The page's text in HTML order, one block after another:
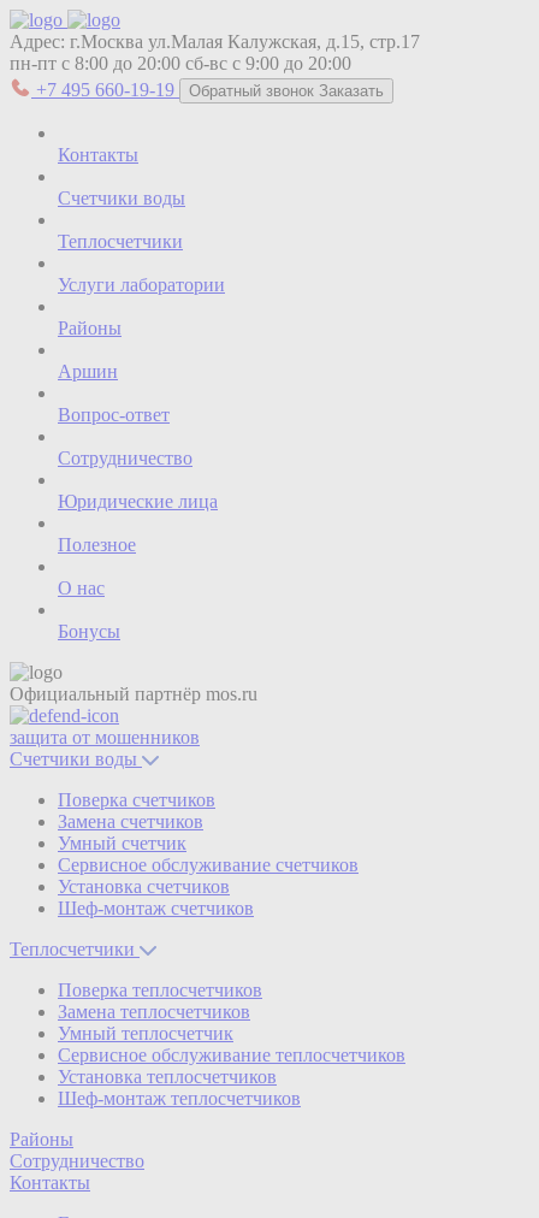
Адрес: г.Москва ул.Малая Калужская, д.15, стр.17
пн-пт с 8:00 до 20:00 сб-вс с 9:00 до 20:00
+7 495 660-19-19
Обратный звонок Заказать
Контакты
Счетчики воды
Теплосчетчики
Услуги лаборатории
Районы
Аршин
Вопрос-ответ
Сотрудничество
Юридические лица
Полезное
О нас
Бонусы
Официальный партнёр mos.ru
защита от мошенников
Счетчики воды
Поверка счетчиков
Замена счетчиков
Умный счетчик
Сервисное обслуживание счетчиков
Установка счетчиков
Шеф-монтаж счетчиков
Теплосчетчики
Поверка теплосчетчиков
Замена теплосчетчиков
Умный теплосчетчик
Сервисное обслуживание теплосчетчиков
Установка теплосчетчиков
Шеф-монтаж теплосчетчиков
Районы
Сотрудничество
Контакты